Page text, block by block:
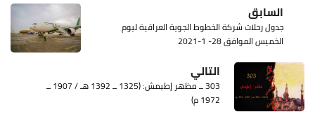
السابق
جدول رحلات شركة الخطوط الجوية العراقية ليوم
الخميس الموافق 28- 1-2021
التالي
303 ــ مظهر إطيمش: (1325 ــ 1392 هـ / 1907 ــ
1972 م)